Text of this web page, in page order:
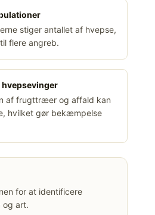
stiger antallet af hvepse,
flere angreb.
hvepsevinger
af frugttræer og affald kan
hvilket gør bekæmpelse
for at identificere
og art.